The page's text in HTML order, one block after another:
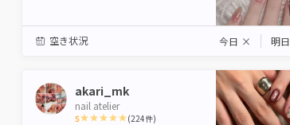
空き状況 今日 × 明日
akari_mk
nail atelier
5 (224件)